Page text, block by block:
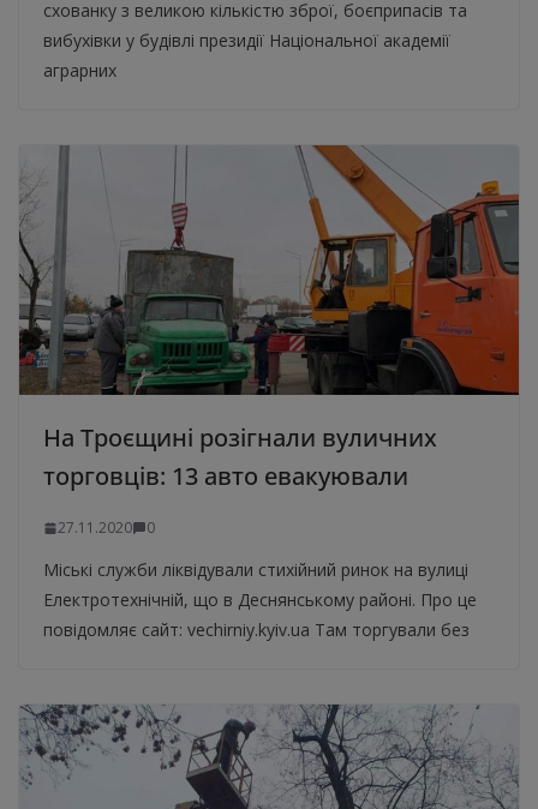
схованку з великою кількістю зброї, боєприпасів та
вибухівки у будівлі президії Національної академії
аграрних
На Троєщині розігнали вуличних
торговців: 13 авто евакуювали
27.11.2020 0
Міські служби ліквідували стихійний ринок на вулиці
Електротехнічній, що в Деснянському районі. Про це
повідомляє сайт: vechirniy.kyiv.ua Там торгували без